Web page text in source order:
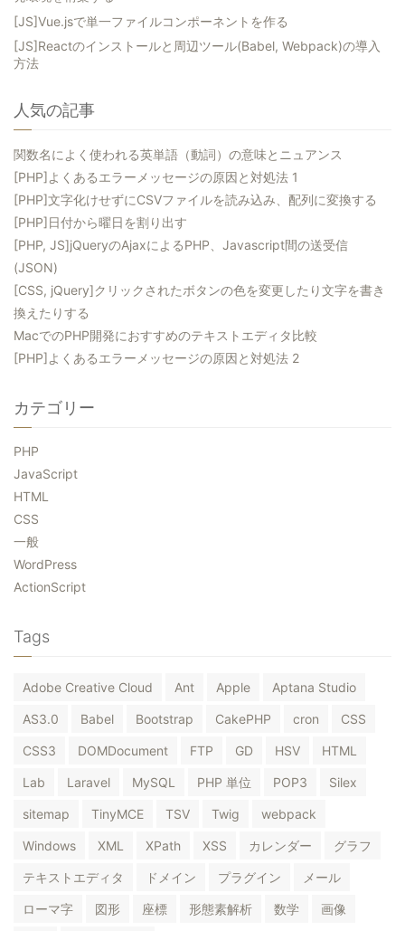
[JS]Vue.jsで単一ファイルコンポーネントを作る
[JS]Reactのインストールと周辺ツール(Babel, Webpack)の導入
方法
人気の記事
関数名によく使われる英単語（動詞）の意味とニュアンス
[PHP]よくあるエラーメッセージの原因と対処法 1
[PHP]文字化けせずにCSVファイルを読み込み、配列に変換する
[PHP]日付から曜日を割り出す
[PHP, JS]jQueryのAjaxによるPHP、Javascript間の送受信
(JSON)
[CSS, jQuery]クリックされたボタンの色を変更したり文字を書き
換えたりする
MacでのPHP開発におすすめのテキストエディタ比較
[PHP]よくあるエラーメッセージの原因と対処法 2
カテゴリー
PHP
JavaScript
HTML
CSS
一般
WordPress
ActionScript
Tags
Adobe Creative Cloud Ant Apple Aptana Studio
AS3.0 Babel Bootstrap CakePHP cron CSS
CSS3 DOMDocument FTP GD HSV HTML
Lab Laravel MySQL PHP 単位 POP3 Silex
sitemap TinyMCE TSV Twig webpack
Windows XML XPath XSS カレンダー グラフ
テキストエディタ ドメイン プラグイン メール
ローマ字 図形 座標 形態素解析 数学 画像